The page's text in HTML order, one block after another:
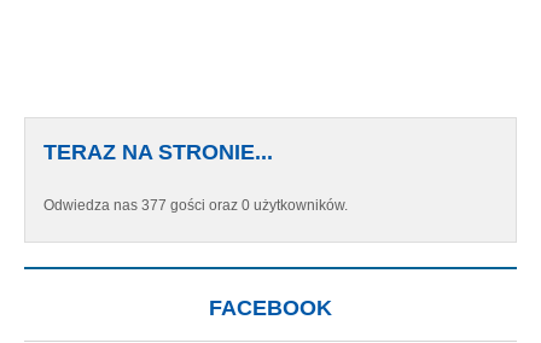
TERAZ NA STRONIE...
Odwiedza nas 377 gości oraz 0 użytkowników.
FACEBOOK